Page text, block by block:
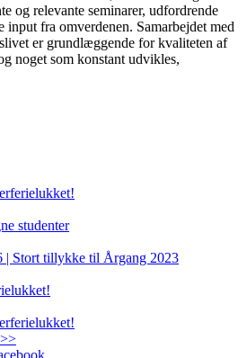
og relevante seminarer, udfordrende
input fra omverdenen. Samarbejdet med
er grundlæggende for kvaliteten af
noget som konstant udvikles,
studenter
| Stort tillykke til Årgang 2023